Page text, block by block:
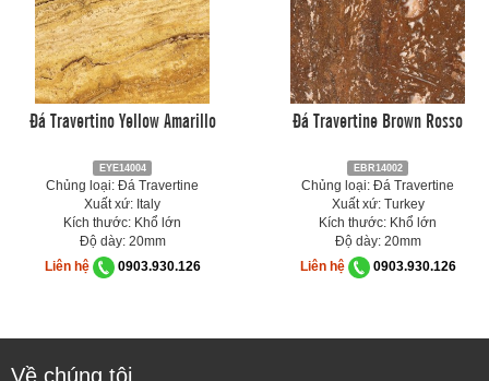
Đá Travertino Yellow Amarillo
EYE14004
Chủng loại: Đá Travertine
Xuất xứ: Italy
Kích thước: Khổ lớn
Độ dày: 20mm
Liên hệ
0903.930.126
Đá Travertine Brown Rosso
EBR14002
Chủng loại: Đá Travertine
Xuất xứ: Turkey
Kích thước: Khổ lớn
Độ dày: 20mm
Liên hệ
0903.930.126
Về chúng tôi